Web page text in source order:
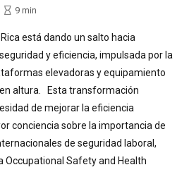
9min
está dando un salto hacia
y eficiencia, impulsada por la
elevadoras y equipamiento
altura. Esta transformación
de mejorar la eficiencia
conciencia sobre la importancia de
de seguridad laboral,
Occupational Safety and Health